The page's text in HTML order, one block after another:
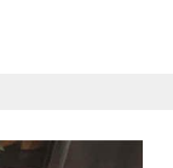
拥有更多信息。创